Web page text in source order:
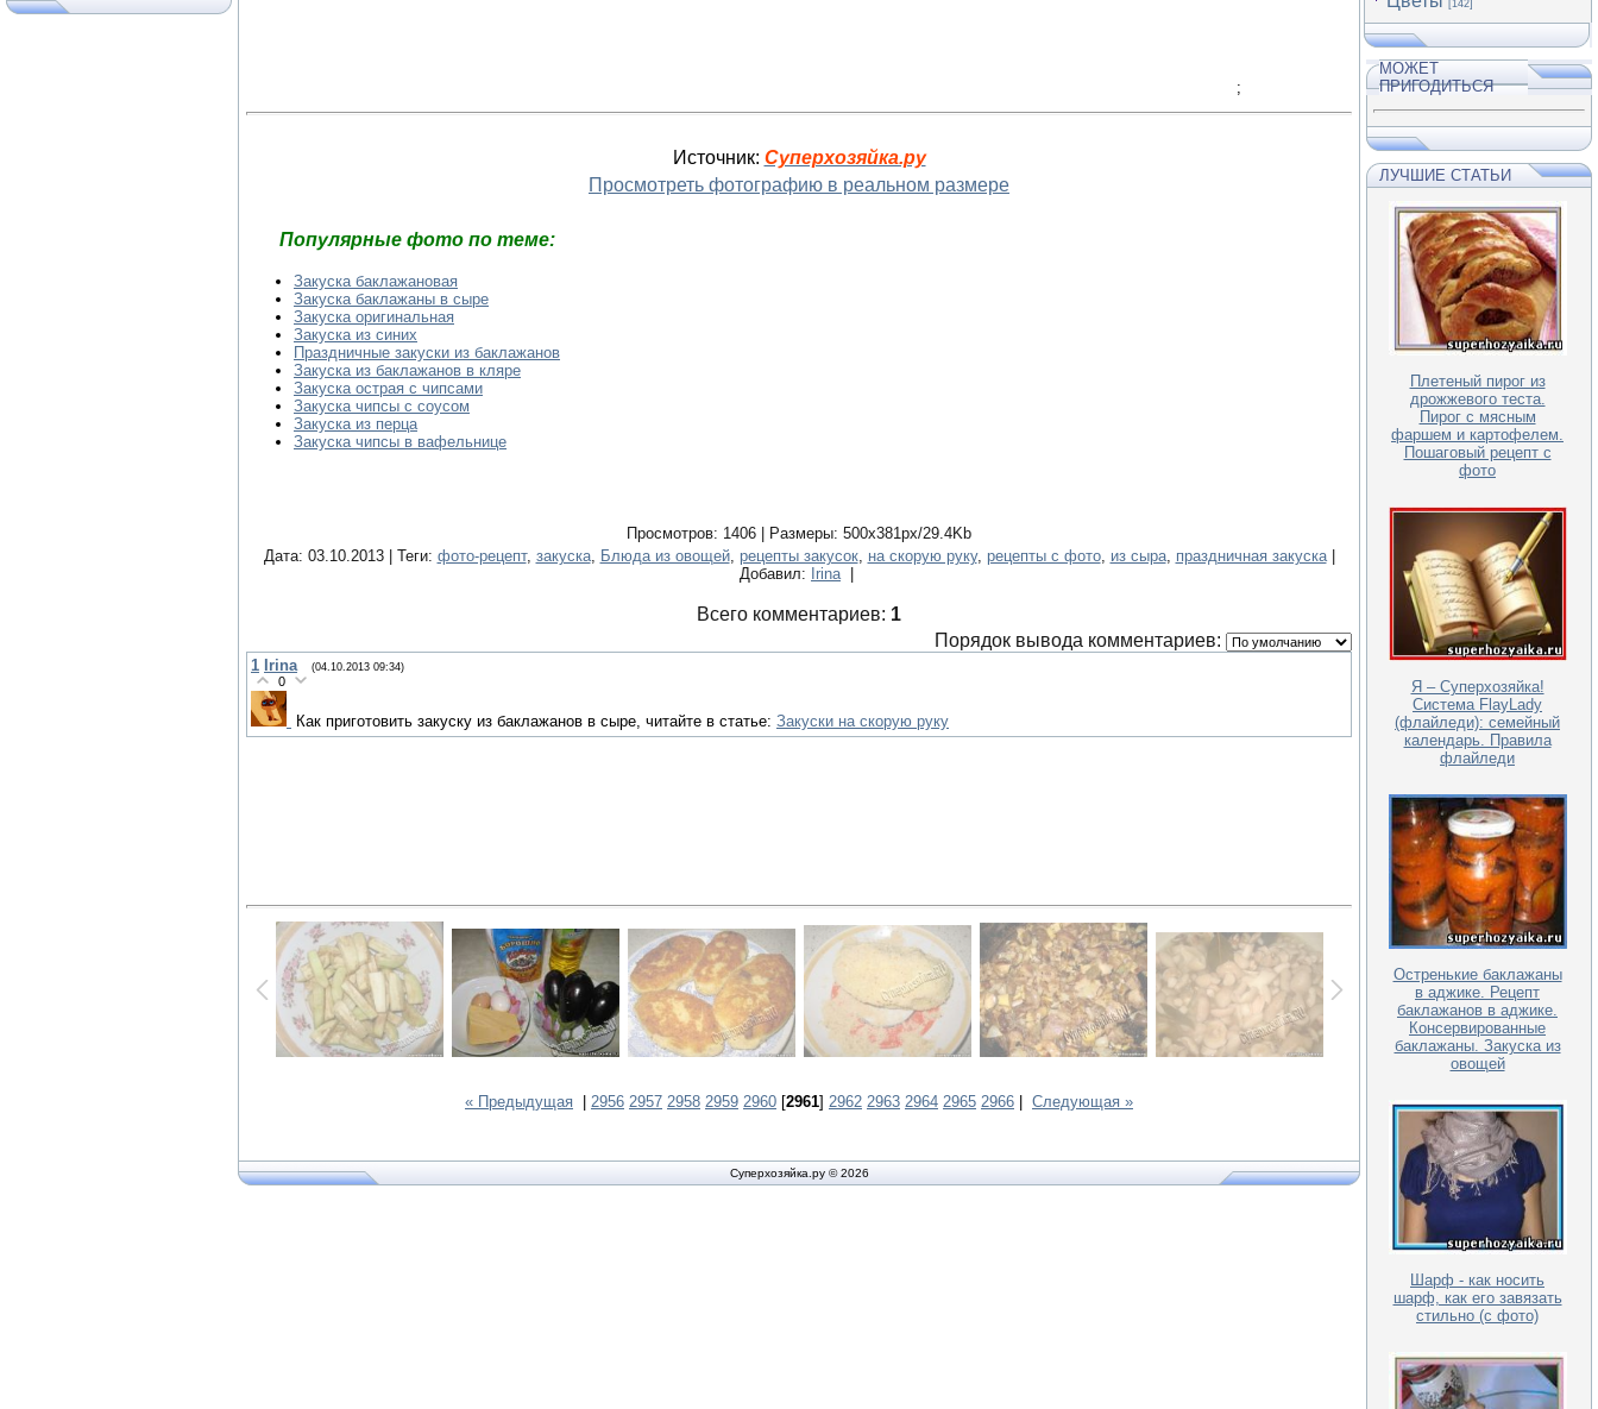
;
Источник: Суперхозяйка.ру
Просмотреть фотографию в реальном размере
Популярные фото по теме:
Закуска баклажановая
Закуска баклажаны в сыре
Закуска оригинальная
Закуска из синих
Праздничные закуски из баклажанов
Закуска из баклажанов в кляре
Закуска острая с чипсами
Закуска чипсы с соусом
Закуска из перца
Закуска чипсы в вафельнице
Просмотров: 1406 | Размеры: 500x381px/29.4Kb
Дата: 03.10.2013 | Теги: фото-рецепт, закуска, Блюда из овощей, рецепты закусок, на скорую руку, рецепты с фото, из сыра, праздничная закуска|
Добавил:
Irina|
Всего комментариев: 1
Порядок вывода комментариев:
1 Irina (04.10.2013 09:34)
0
Как приготовить закуску из баклажанов в сыре, читайте в статье: Закуски на скорую руку
« Предыдущая 2956 2957 2958 2959 2960 [2961] 2962 2963 2964 2965 2966 Следующая »
Суперхозяйка.ру © 2026
[142]
МОЖЕТ
ПРИГОДИТЬСЯ
ЛУЧШИЕ СТАТЬИ
Плетеный пирог из
дрожжевого теста.
Пирог с мясным
фаршем и картофелем.
Пошаговый рецепт с
фото
Я – Cуперхозяйка!
Система FlayLady
(флайледи): семейный
календарь. Правила
флайледи
Остренькие баклажаны
в аджике. Рецепт
баклажанов в аджике.
Консервированные
баклажаны. Закуска из
овощей
Шарф - как носить
шарф, как его завязать
стильно (с фото)